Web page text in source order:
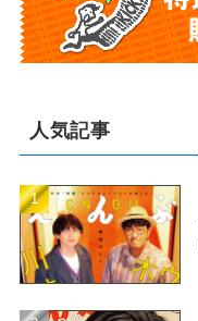
人気記事